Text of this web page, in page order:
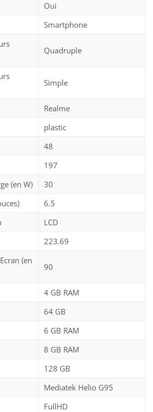
Oui
Smartphone
Quadruple
Simple
Realme
plastic
48
197
(en W)
30
6.5
LCD
223.69
(en
90
4 GB RAM
64 GB
6 GB RAM
8 GB RAM
128 GB
Mediatek Helio G95
FullHD